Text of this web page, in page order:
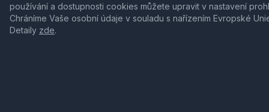
používání a dostupnosti cookies můžete upravit v nastavení
Chráníme Vaše osobní údaje v souladu s nařízením Evropské
Detaily zde.